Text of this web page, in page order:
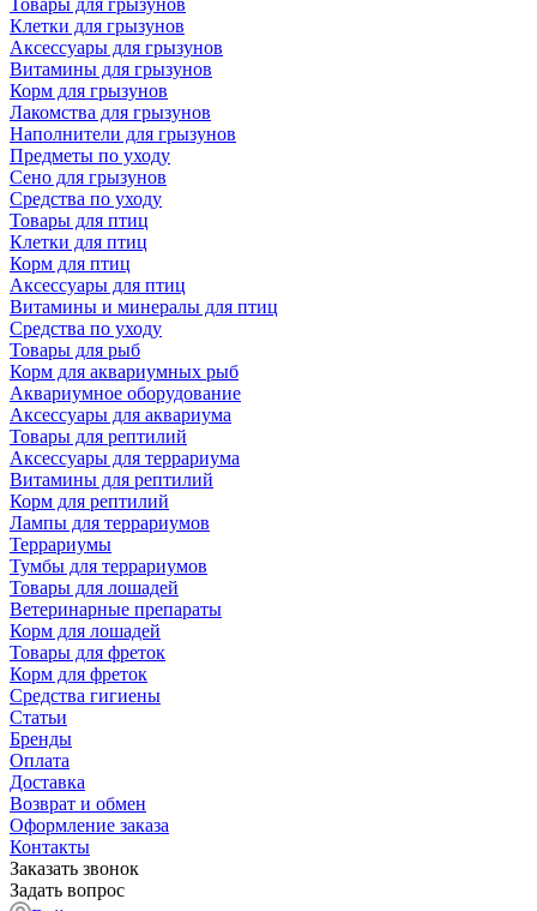
Товары для грызунов
Клетки для грызунов
Аксессуары для грызунов
Витамины для грызунов
Корм для грызунов
Лакомства для грызунов
Наполнители для грызунов
Предметы по уходу
Сено для грызунов
Средства по уходу
Товары для птиц
Клетки для птиц
Корм для птиц
Аксессуары для птиц
Витамины и минералы для птиц
Средства по уходу
Товары для рыб
Корм для аквариумных рыб
Аквариумное оборудование
Аксессуары для аквариума
Товары для рептилий
Аксессуары для террариума
Витамины для рептилий
Корм для рептилий
Лампы для террариумов
Террариумы
Тумбы для террариумов
Товары для лошадей
Ветеринарные препараты
Корм для лошадей
Товары для фреток
Корм для фреток
Средства гигиены
Статьи
Бренды
Оплата
Доставка
Возврат и обмен
Оформление заказа
Контакты
Заказать звонок
Задать вопрос